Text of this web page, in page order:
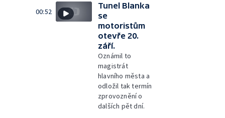
00:52
Tunel Blanka
se
motoristům
otevře 20.
září.
Oznámil to
magistrát
hlavního města a
odložil tak termín
zprovoznění o
dalších pět dní.